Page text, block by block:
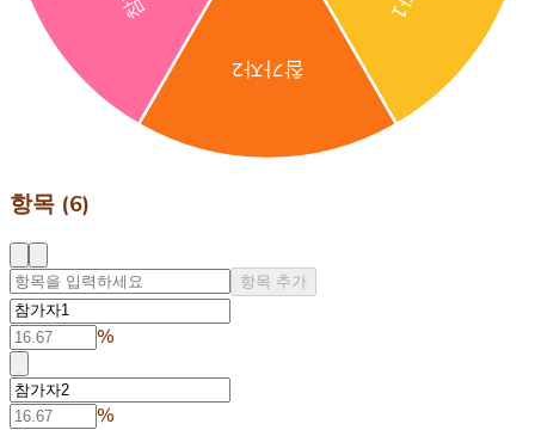
참가자2
항목 (6)
항목 추가
%
%